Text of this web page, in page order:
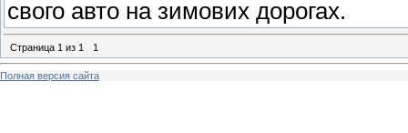
свого авто на зимових дорогах.
Страница 1 из 1 1
Полная версия сайта